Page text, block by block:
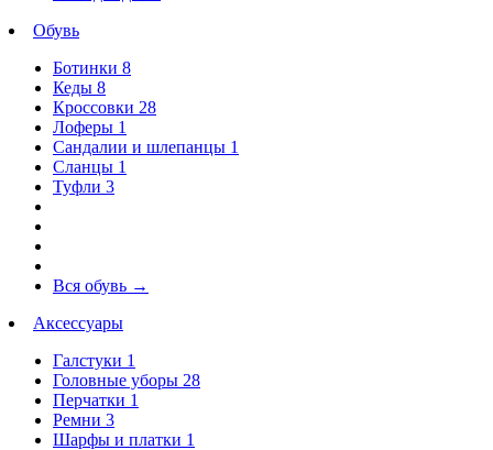
Обувь
Ботинки 8
Кеды 8
Кроссовки 28
Лоферы 1
Сандалии и шлепанцы 1
Сланцы 1
Туфли 3
Вся обувь →
Аксессуары
Галстуки 1
Головные уборы 28
Перчатки 1
Ремни 3
Шарфы и платки 1